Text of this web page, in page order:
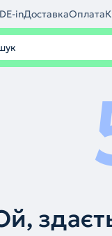
inДоставкаОплата